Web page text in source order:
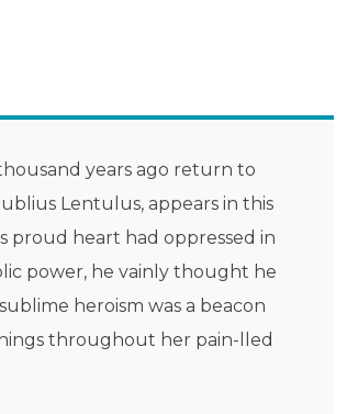
years ago return to
Lentulus, appears in this
proud heart had oppressed in
power, he vainly thought he
heroism was a beacon
throughout her pain-lled